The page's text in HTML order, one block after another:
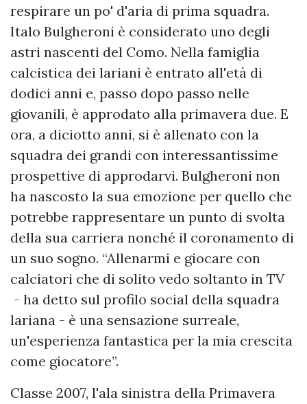
respirare un po' d'aria di prima squadra.
Italo Bulgheroni è considerato uno degli
astri nascenti del Como. Nella famiglia
calcistica dei lariani è entrato all'età di
dodici anni e, passo dopo passo nelle
giovanili, è approdato alla primavera due. E
ora, a diciotto anni, si è allenato con la
squadra dei grandi con interessantissime
prospettive di approdarvi. Bulgheroni non
ha nascosto la sua emozione per quello che
potrebbe rappresentare un punto di svolta
della sua carriera nonché il coronamento di
un suo sogno. “Allenarmi e giocare con
calciatori che di solito vedo soltanto in TV
- ha detto sul profilo social della squadra
lariana - è una sensazione surreale,
un'esperienza fantastica per la mia crescita
come giocatore”.
Classe 2007, l'ala sinistra della Primavera